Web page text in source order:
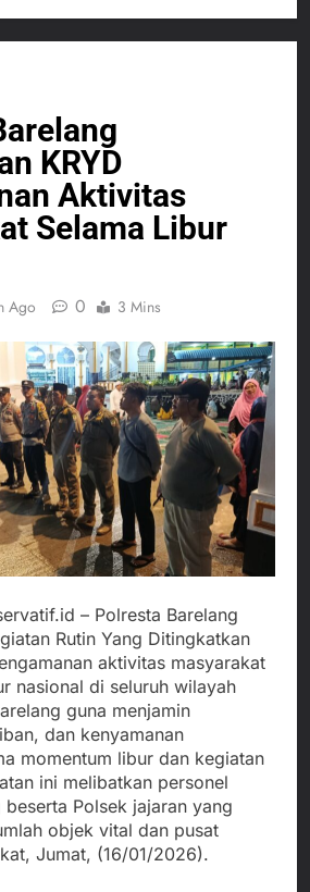
KRYD
Aktivitas
Selama Libur
Ago 0 3 Mins
– Polresta Barelang
Rutin Yang Ditingkatkan
aktivitas masyarakat
nasional di seluruh wilayah
guna menjamin
dan kenyamanan
momentum libur dan kegiatan
ini melibatkan personel
beserta Polsek jajaran yang
objek vital dan pusat
Jumat, (16/01/2026).